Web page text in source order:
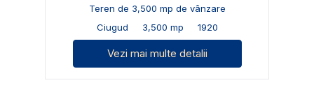
Teren de 3,500 mp de vânzare
Ciugud
3,500 mp 1920
Vezi mai multe detalii